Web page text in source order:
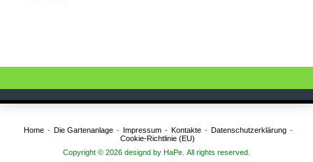
Home Die Gartenanlage Impressum Kontakte
Datenschutzerklärung
Cookie-Richtlinie (EU)
Copyright © 2026 designd by HaPe. All rights reserved.